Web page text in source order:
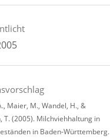
Maier, M., Wandel, H., &
T. (2005). Milchviehhaltung in
in Baden-Württemberg.